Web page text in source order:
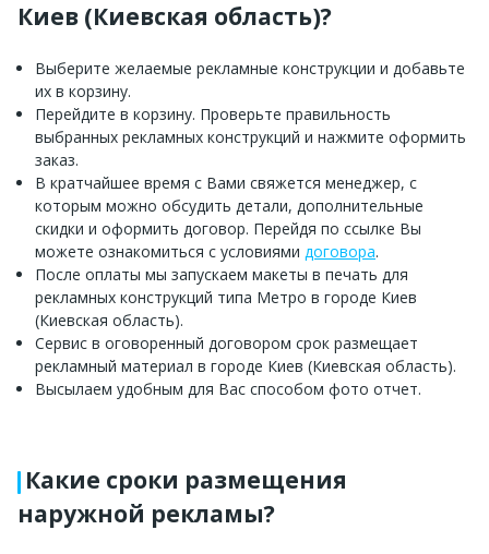
Киев (Киевская область)?
Выберите желаемые рекламные конструкции и добавьте
их в корзину.
Перейдите в корзину. Проверьте правильность
выбранных рекламных конструкций и нажмите оформить
заказ.
В кратчайшее время с Вами свяжется менеджер, с
которым можно обсудить детали, дополнительные
скидки и оформить договор. Перейдя по ссылке Вы
можете ознакомиться с условиями договора.
После оплаты мы запускаем макеты в печать для
рекламных конструкций типа Метро в городе Киев
(Киевская область).
Сервис в оговоренный договором срок размещает
рекламный материал в городе Киев (Киевская область).
Высылаем удобным для Вас способом фото отчет.
Какие сроки размещения
наружной рекламы?